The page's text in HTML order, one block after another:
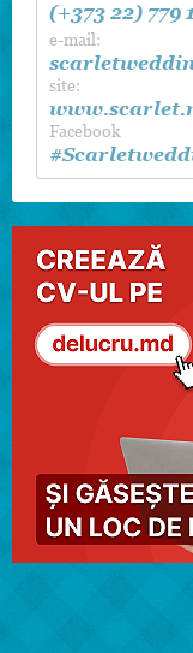
(+373 22) 779
e-mail:
site:
Facebook